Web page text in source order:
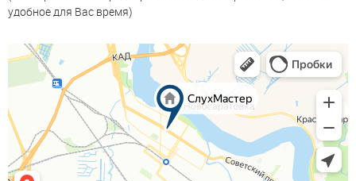
удобное для Вас время)